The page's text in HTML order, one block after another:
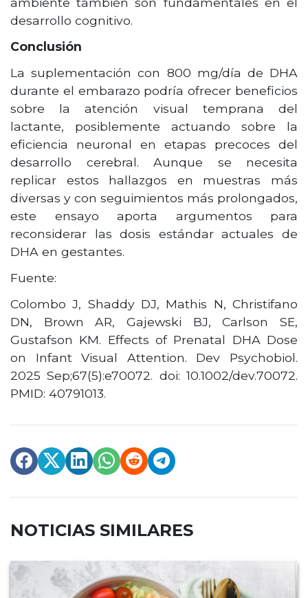
desarrollo cognitivo.
Conclusión
La suplementación con 800 mg/día de DHA
durante el embarazo podría ofrecer beneficios
sobre la atención visual temprana del
lactante, posiblemente actuando sobre la
eficiencia neuronal en etapas precoces del
desarrollo cerebral. Aunque se necesita
replicar estos hallazgos en muestras más
diversas y con seguimientos más prolongados,
este ensayo aporta argumentos para
reconsiderar las dosis estándar actuales de
DHA en gestantes.
Fuente:
Colombo J, Shaddy DJ, Mathis N, Christifano
DN, Brown AR, Gajewski BJ, Carlson SE,
Gustafson KM. Effects of Prenatal DHA Dose
on Infant Visual Attention. Dev Psychobiol.
2025 Sep;67(5):e70072. doi: 10.1002/dev.70072.
PMID: 40791013.
NOTICIAS SIMILARES